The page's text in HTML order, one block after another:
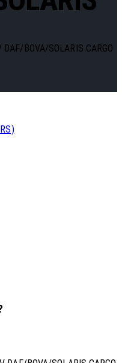
BOVA/SOLARIS CARGO